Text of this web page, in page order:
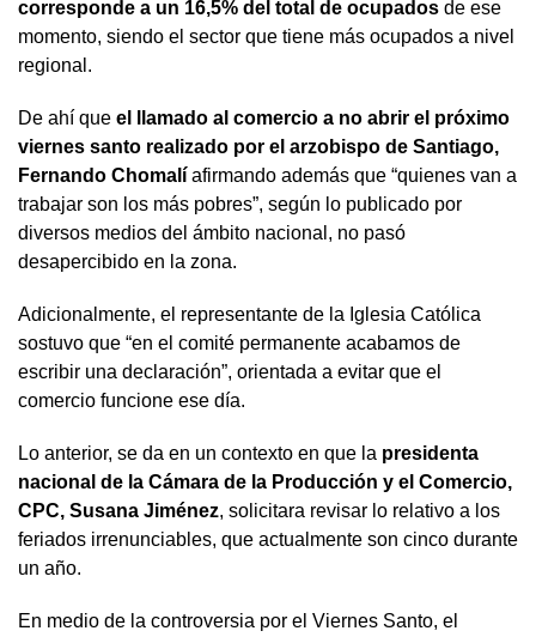
corresponde a un 16,5% del total de ocupados de ese
momento, siendo el sector que tiene más ocupados a nivel
regional.
De ahí que el llamado al comercio a no abrir el próximo
viernes santo realizado por el arzobispo de Santiago,
Fernando Chomalí afirmando además que “quienes van a
trabajar son los más pobres”, según lo publicado por
diversos medios del ámbito nacional, no pasó
desapercibido en la zona.
Adicionalmente, el representante de la Iglesia Católica
sostuvo que “en el comité permanente acabamos de
escribir una declaración”, orientada a evitar que el
comercio funcione ese día.
Lo anterior, se da en un contexto en que la presidenta
nacional de la Cámara de la Producción y el Comercio,
CPC, Susana Jiménez, solicitara revisar lo relativo a los
feriados irrenunciables, que actualmente son cinco durante
un año.
En medio de la controversia por el Viernes Santo, el